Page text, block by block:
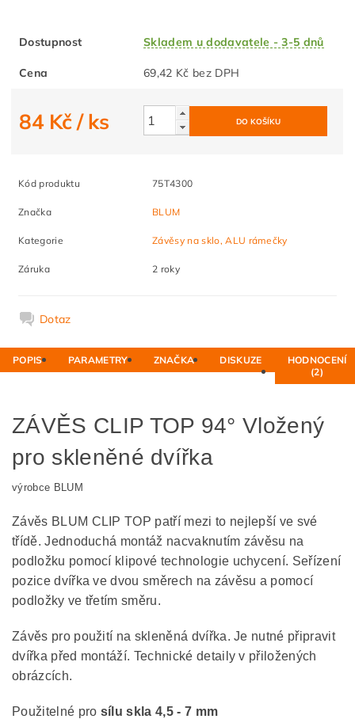
Dostupnost Skladem u dodavatele - 3-5 dnů
Cena 69,42 Kč bez DPH
84 Kč/ ks
Kód produktu 75T4300
Značka BLUM
Kategorie Závěsy na sklo, ALU rámečky
Záruka 2 roky
Dotaz
POPIS PARAMETRY ZNAČKA DISKUZE
HODNOCENÍ
(2)
ZÁVĚS CLIP TOP 94° Vložený
pro skleněné dvířka
výrobce BLUM
Závěs BLUM CLIP TOP patří mezi to nejlepší ve své
třídě. Jednoduchá montáž nacvaknutím závěsu na
podložku pomocí klipové technologie uchycení. Seřízení
pozice dvířka ve dvou směrech na závěsu a pomocí
podložky ve třetím směru.
Závěs pro použití na skleněná dvířka. Je nutné připravit
dvířka před montáží. Technické detaily v přiložených
obrázcích.
Použitelné pro sílu skla 4,5 - 7 mm